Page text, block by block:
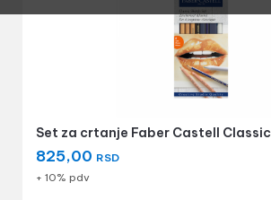
Set za crtanje Faber Castell
825,00 RSD
+ 10% pdv